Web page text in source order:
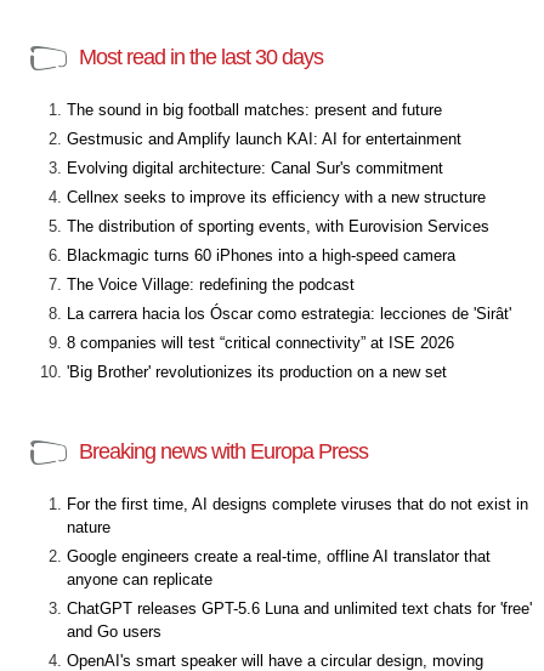
Most read in the last 30 days
The sound in big football matches: present and future
Gestmusic and Amplify launch KAI: AI for entertainment
Evolving digital architecture: Canal Sur's commitment
Cellnex seeks to improve its efficiency with a new structure
The distribution of sporting events, with Eurovision Services
Blackmagic turns 60 iPhones into a high-speed camera
The Voice Village: redefining the podcast
La carrera hacia los Óscar como estrategia: lecciones de 'Sirât'
8 companies will test “critical connectivity” at ISE 2026
'Big Brother' revolutionizes its production on a new set
Breaking news with Europa Press
For the first time, AI designs complete viruses that do not exist in
nature
Google engineers create a real-time, offline AI translator that
anyone can replicate
ChatGPT releases GPT-5.6 Luna and unlimited text chats for 'free'
and Go users
OpenAI's smart speaker will have a circular design, moving